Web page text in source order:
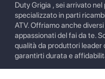
Duty Grigia , sei arrivato
specializzato in parti
ATV. Offriamo anche
appassionati del fai da te.
qualità da produttori leader
garantirti durata e